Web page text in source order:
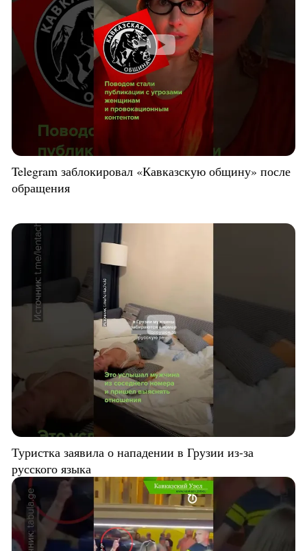
Telegram заблокировал «Кавказскую общину» после
обращения
Туристка заявила о нападении в Грузии из-за
русского языка